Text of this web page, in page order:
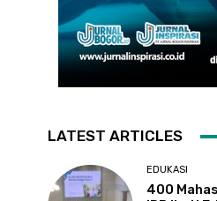
LATEST ARTICLES
EDUKASI
400